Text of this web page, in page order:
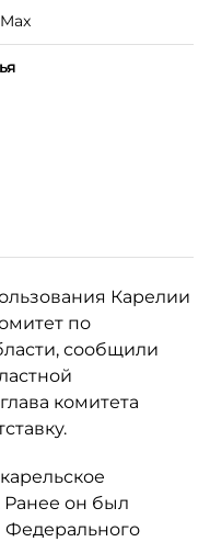
Карелии
по
сообщили
комитета
Ранее он был
Федерального